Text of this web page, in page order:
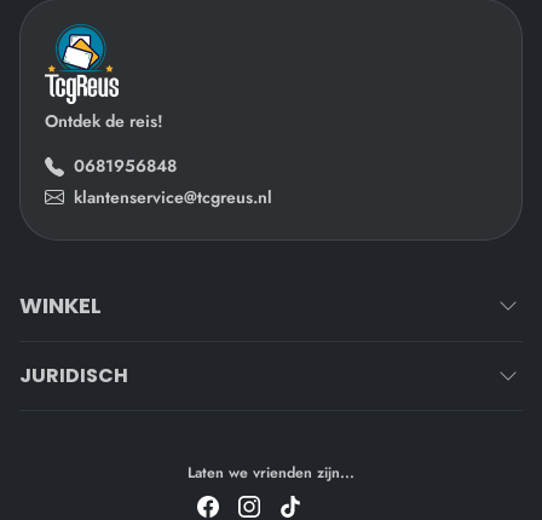
Ontdek de reis!
0681956848
klantenservice@tcgreus.nl
WINKEL
JURIDISCH
Laten we vrienden zijn...